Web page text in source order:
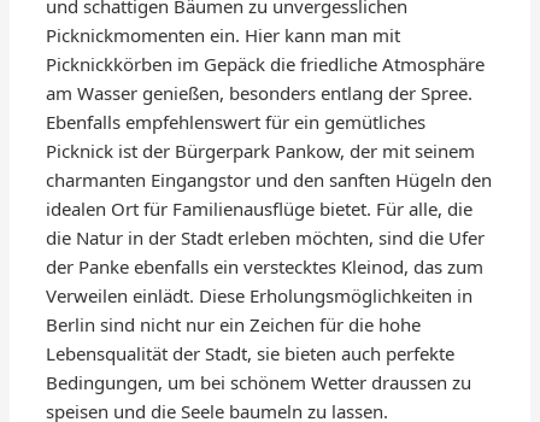
und schattigen Bäumen zu unvergesslichen
Picknickmomenten ein. Hier kann man mit
Picknickkörben im Gepäck die friedliche Atmosphäre
am Wasser genießen, besonders entlang der Spree.
Ebenfalls empfehlenswert für ein gemütliches
Picknick ist der Bürgerpark Pankow, der mit seinem
charmanten Eingangstor und den sanften Hügeln den
idealen Ort für Familienausflüge bietet. Für alle, die
die Natur in der Stadt erleben möchten, sind die Ufer
der Panke ebenfalls ein verstecktes Kleinod, das zum
Verweilen einlädt. Diese Erholungsmöglichkeiten in
Berlin sind nicht nur ein Zeichen für die hohe
Lebensqualität der Stadt, sie bieten auch perfekte
Bedingungen, um bei schönem Wetter draussen zu
speisen und die Seele baumeln zu lassen.